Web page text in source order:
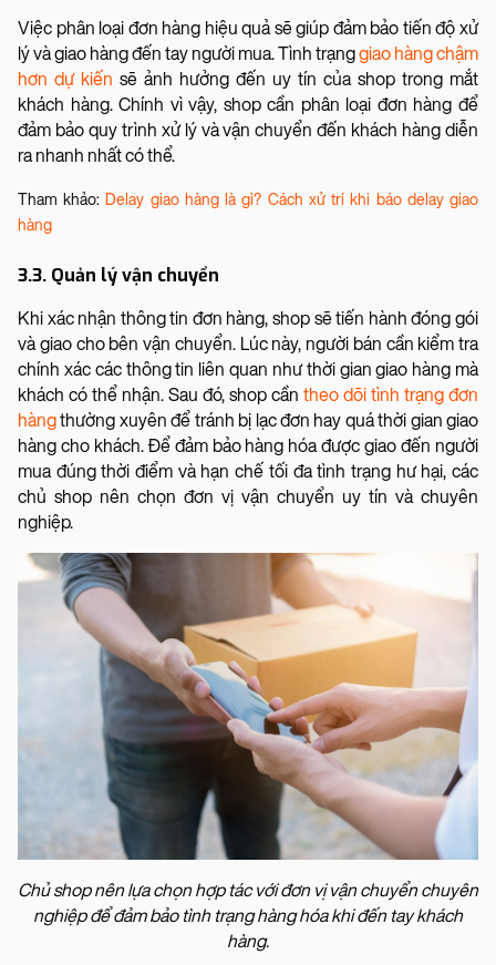
Việc phân loại đơn hàng hiệu quả sẽ giúp đảm bảo tiến độ xử
lý và giao hàng đến tay người mua. Tình trạnggiao hàng chậm
hơn dự kiến sẽ ảnh hưởng đến uy tín của shop trong mắt
khách hàng. Chính vì vậy, shop cần phân loại đơn hàng để
đảm bảo quy trình xử lý và vận chuyển đến khách hàng diễn
ra nhanh nhất có thể.
Tham khảo: Delay giao hàng là gì? Cách xử trí khi báo delay giao
hàng
3.3. Quản lý vận chuyển
Khi xác nhận thông tin đơn hàng, shop sẽ tiến hành đóng gói
và giao cho bên vận chuyển. Lúc này, người bán cần kiểm tra
chính xác các thông tin liên quan như thời gian giao hàng mà
khách có thể nhận. Sau đó, shop cần theo dõi tình trạng đơn
hàngthường xuyên để tránh bị lạc đơn hay quá thời gian giao
hàng cho khách. Để đảm bảo hàng hóa được giao đến người
mua đúng thời điểm và hạn chế tối đa tình trạng hư hại, các
chủ shop nên chọn đơn vị vận chuyển uy tín và chuyên
nghiệp.
Chủ shop nên lựa chọn hợp tác với đơn vị vận chuyển chuyên
nghiệp để đảm bảo tình trạng hàng hóa khi đến tay khách
hàng.